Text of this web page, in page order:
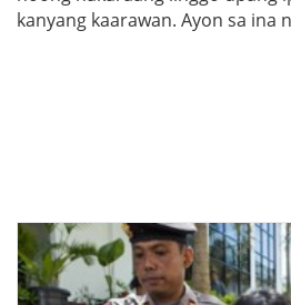
kanyang kaarawan. Ayon sa ina